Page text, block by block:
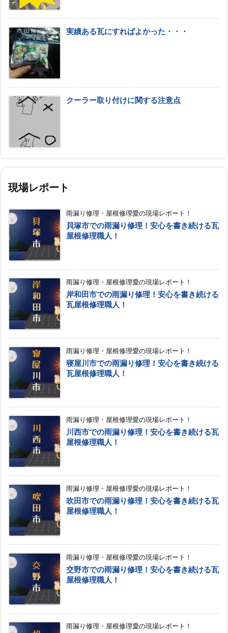
実績ある瓦にすればよかった・・・
クーラー取り付けに関する注意点
現場レポート
雨漏り修理・屋根修理愛の現場レポート！
貝塚市での雨漏り修理！安心を書き続ける瓦
屋根修理職人！
雨漏り修理・屋根修理愛の現場レポート！
岸和田市での雨漏り修理！安心を書き続ける
瓦屋根修理職人！
雨漏り修理・屋根修理愛の現場レポート！
寝屋川市での雨漏り修理！安心を書き続ける
瓦屋根修理職人！
雨漏り修理・屋根修理愛の現場レポート！
川西市での雨漏り修理！安心を書き続ける瓦
屋根修理職人！
雨漏り修理・屋根修理愛の現場レポート！
吹田市での雨漏り修理！安心を書き続ける瓦
屋根修理職人！
雨漏り修理・屋根修理愛の現場レポート！
交野市での雨漏り修理！安心を書き続ける瓦
屋根修理職人！
雨漏り修理・屋根修理愛の現場レポート！